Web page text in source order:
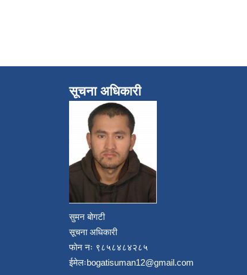
सूचना अधिकारी
सुमन बोगटी
सूचना अधिकारी
फोन नः ९८५८४८४२८५
ईमेलःbogatisuman12@gmail.com